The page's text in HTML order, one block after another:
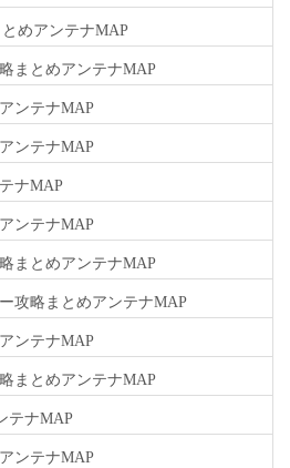
めアンテナMAP
まとめアンテナMAP
ンテナMAP
ンテナMAP
ナMAP
ンテナMAP
まとめアンテナMAP
攻略まとめアンテナMAP
ンテナMAP
まとめアンテナMAP
テナMAP
ンテナMAP